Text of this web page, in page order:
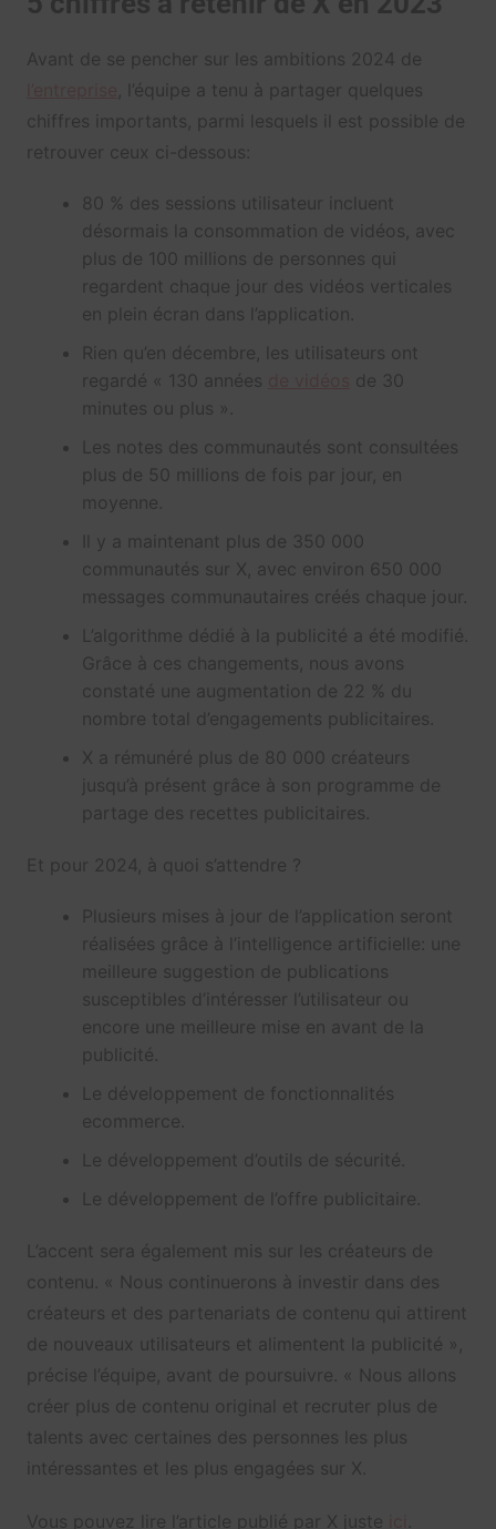
Avant de se pencher sur les ambitions 2024 de
, l’équipe a tenu à partager quelques
chiffres importants, parmi lesquels il est possible de
retrouver ceux ci-dessous:
80 % des sessions utilisateur incluent
désormais la consommation de vidéos, avec
plus de 100 millions de personnes qui
regardent chaque jour des vidéos verticales
en plein écran dans l’application.
Rien qu’en décembre, les utilisateurs ont
regardé « 130 années
de 30
minutes ou plus ».
Les notes des communautés sont consultées
plus de 50 millions de fois par jour, en
moyenne.
Il y a maintenant plus de 350 000
communautés sur X, avec environ 650 000
messages communautaires créés chaque jour.
L’algorithme dédié à la publicité a été modifié.
Grâce à ces changements, nous avons
constaté une augmentation de 22 % du
nombre total d’engagements publicitaires.
X a rémunéré plus de 80 000 créateurs
jusqu’à présent grâce à son programme de
partage des recettes publicitaires.
Et pour 2024, à quoi s’attendre ?
Plusieurs mises à jour de l’application seront
réalisées grâce à l’intelligence artificielle: une
meilleure suggestion de publications
susceptibles d’intéresser l’utilisateur ou
encore une meilleure mise en avant de la
publicité.
Le développement de fonctionnalités
ecommerce.
Le développement d’outils de sécurité.
Le développement de l’offre publicitaire.
L’accent sera également mis sur les créateurs de
contenu. « Nous continuerons à investir dans des
créateurs et des partenariats de contenu qui attirent
de nouveaux utilisateurs et alimentent la publicité »,
précise l’équipe, avant de poursuivre. « Nous allons
créer plus de contenu original et recruter plus de
talents avec certaines des personnes les plus
intéressantes et les plus engagées sur X.
Vous pouvez lire l’article publié par X juste